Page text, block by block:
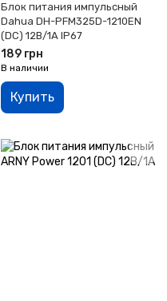
Блок питания импульсный
Dahua DH-PFM325D-1210EN
(DC) 12В/1A IP67
189 грн
В наличии
Купить